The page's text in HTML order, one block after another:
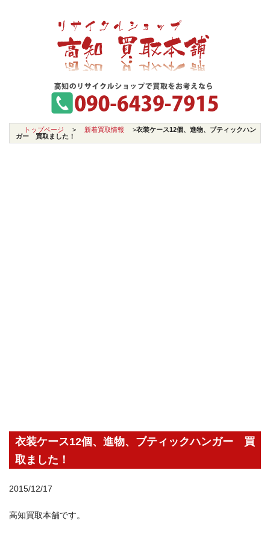
トップページ > 新着買取情報 >衣装ケース12個、進物、ブティックハン
ガー 買取ました！
衣装ケース12個、進物、ブティックハンガー 買
取ました！
2015/12/17
高知買取本舗です。